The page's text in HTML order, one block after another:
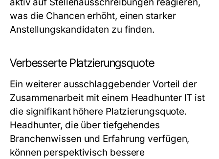
aktiv auf Stellenausschreibungen reagieren,
was die Chancen erhöht, einen starker
Anstellungskandidaten zu finden.
Verbesserte Platzierungsquote
Ein weiterer ausschlaggebender Vorteil der
Zusammenarbeit mit einem Headhunter IT ist
die signifikant höhere Platzierungsquote.
Headhunter, die über tiefgehendes
Branchenwissen und Erfahrung verfügen,
können perspektivisch bessere